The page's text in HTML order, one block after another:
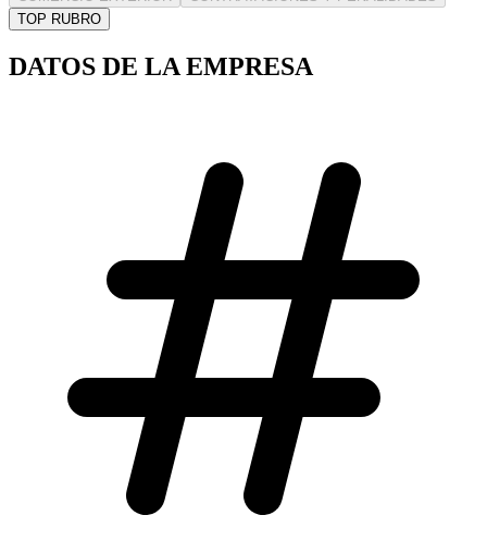
TOP RUBRO
DATOS DE LA EMPRESA